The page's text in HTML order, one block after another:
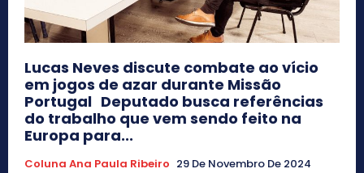
Lucas Neves discute combate ao vício
em jogos de azar durante Missão
Portugal Deputado busca referências
do trabalho que vem sendo feito na
Europa para...
Coluna Ana Paula Ribeiro 29 De Novembro De 2024